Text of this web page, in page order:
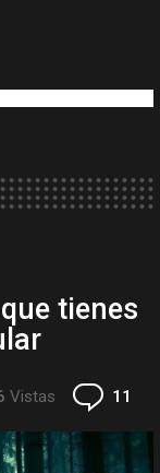
tienes
Vistas 11